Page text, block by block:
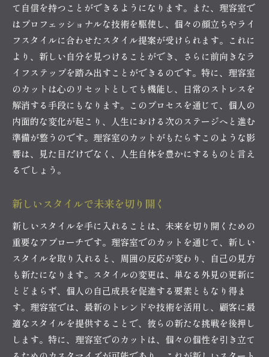
て自信を持つことができるようになります。また、理容室で
はプロフェッショナルな技術を駆使し、個々の顔立ちやライ
フスタイルに合わせたスタイル提案が受けられます。これに
より、新しい自分を見つけることができ、さらに前向きなラ
イフステップを踏み出すことができるのです。特に、理容室
のカットは心のリセットとしても機能し、日常のストレスを
解消する手段にもなります。このプロセスを通じて、個人の
内面的な変化が起こり、人生における次のステージへと進む
準備が整うのです。理容室のカットがもたらすこのような影
響は、見た目だけでなく、人生自体を豊かにするものと言え
るでしょう。
新しいスタイルで未来を切り開く
新しいスタイルを手に入れることは、未来を切り開くための
重要なアプローチです。理容室でのカットを通じて、新しい
スタイルを取り入れると、周囲の反応が変わり、自己の見方
も新たになります。スタイルの変更は、単なる外見の更新に
とどまらず、個人の自己成長を促進する要素ともなり得ま
す。理容室では、最新のトレンドや技術を活用し、顧客に最
適なスタイルを提供することで、彼らの新たな挑戦を後押し
します。特に、理容室でのカットは、個々の個性を引き立て